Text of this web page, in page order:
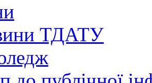
ТДАТУ